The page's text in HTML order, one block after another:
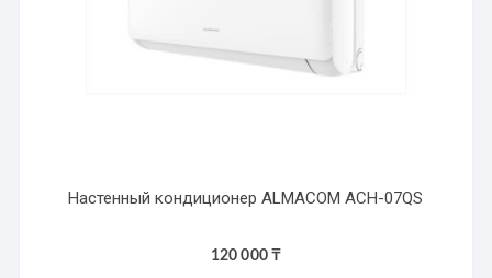
Настенный кондиционер ALMACOM ACH-07QS
120 000₸